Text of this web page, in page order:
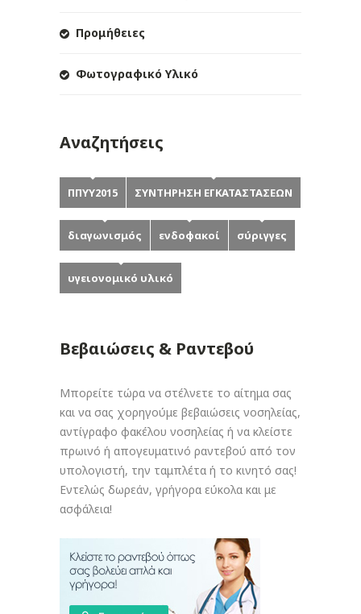
Προμήθειες
Φωτογραφικό Υλικό
Αναζητήσεις
ΠΠΥΥ2015 ΣΥΝΤΗΡΗΣΗ ΕΓΚΑΤΑΣΤΑΣΕΩΝ
διαγωνισμός ενδοφακοί σύριγγες
υγειονομικό υλικό
Βεβαιώσεις & Ραντεβού
Μπορείτε τώρα να στέλνετε το αίτημα σας
και να σας χορηγούμε βεβαιώσεις νοσηλείας,
αντίγραφο φακέλου νοσηλείας ή να κλείστε
πρωινό ή απογευματινό ραντεβού από τον
υπολογιστή, την ταμπλέτα ή το κινητό σας!
Εντελώς δωρεάν, γρήγορα εύκολα και με
ασφάλεια!